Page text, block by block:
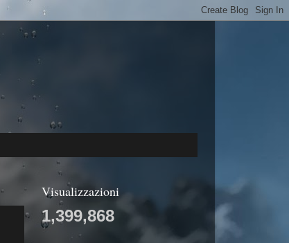
Visualizzazioni
1,399,868